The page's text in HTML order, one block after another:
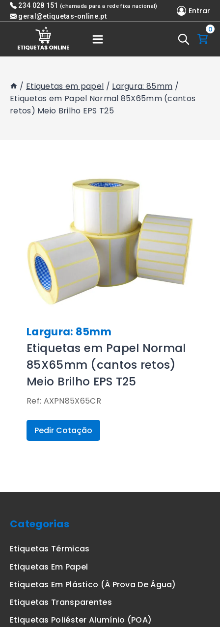
Skip 234 028 151 (chamada para a rede fixa nacional)
geral@etiquetas-online.pt
Entrar
0
/ Etiquetas em papel / Largura: 85mm /
Etiquetas em Papel Normal 85X65mm (cantos
retos) Meio Brilho EPS T25
Largura: 85mm
Etiquetas em Papel Normal
85X65mm (cantos retos)
Meio Brilho EPS T25
Ref: AXPN85X65CR
Pedir Cotação
Categorias
Etiquetas Térmicas
Etiquetas Em Papel
Etiquetas Em Plástico (à Prova De Água)
Etiquetas Transparentes
Etiquetas Poliéster Alumínio (POA)